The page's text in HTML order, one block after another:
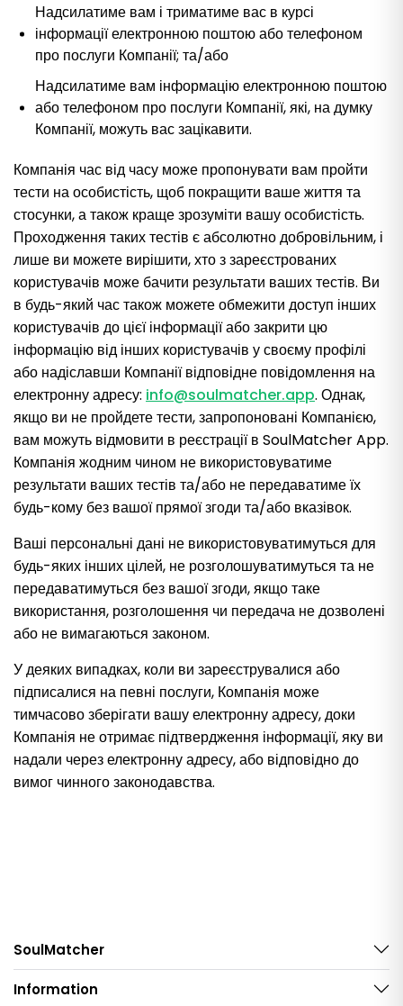
Надсилатиме вам і триматиме вас в курсі
інформації електронною поштою або телефоном
про послуги Компанії; та/або
Надсилатиме вам інформацію електронною поштою
або телефоном про послуги Компанії, які, на думку
Компанії, можуть вас зацікавити.
Компанія час від часу може пропонувати вам пройти
тести на особистість, щоб покращити ваше життя та
стосунки, а також краще зрозуміти вашу особистість.
Проходження таких тестів є абсолютно добровільним, і
лише ви можете вирішити, хто з зареєстрованих
користувачів може бачити результати ваших тестів. Ви
в будь-який час також можете обмежити доступ інших
користувачів до цієї інформації або закрити цю
інформацію від інших користувачів у своєму профілі
або надіславши Компанії відповідне повідомлення на
електронну адресу: info@soulmatcher.app. Однак,
якщо ви не пройдете тести, запропоновані Компанією,
вам можуть відмовити в реєстрації в SoulMatcher App.
Компанія жодним чином не використовуватиме
результати ваших тестів та/або не передаватиме їх
будь-кому без вашої прямої згоди та/або вказівок.
Ваші персональні дані не використовуватимуться для
будь-яких інших цілей, не розголошуватимуться та не
передаватимуться без вашої згоди, якщо таке
використання, розголошення чи передача не дозволені
або не вимагаються законом.
У деяких випадках, коли ви зареєструвалися або
підписалися на певні послуги, Компанія може
тимчасово зберігати вашу електронну адресу, доки
Компанія не отримає підтвердження інформації, яку ви
надали через електронну адресу, або відповідно до
вимог чинного законодавства.
SoulMatcher
Information